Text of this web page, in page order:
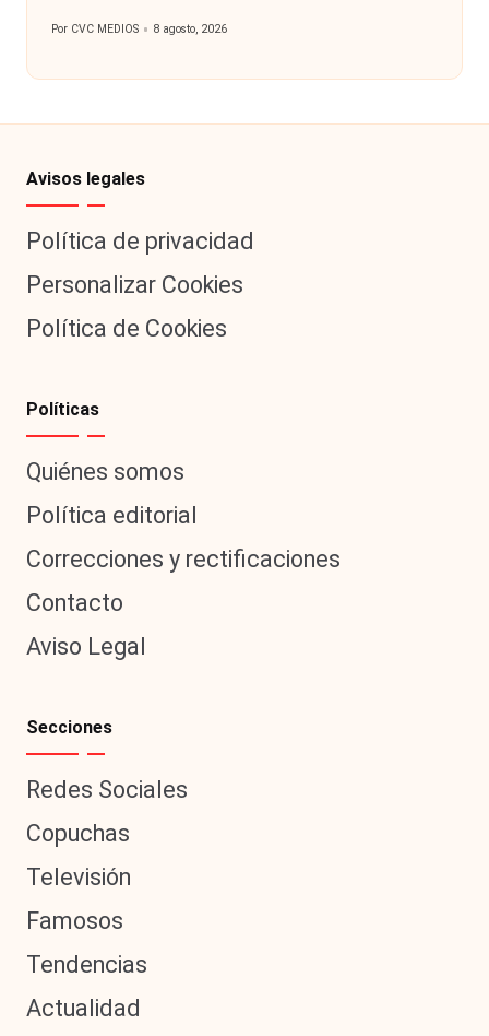
Publicado
Por CVC MEDIOS 8 agosto, 2026
Avisos legales
Política de privacidad
Personalizar Cookies
Política de Cookies
Políticas
Quiénes somos
Política editorial
Correcciones y rectificaciones
Contacto
Aviso Legal
Secciones
Redes Sociales
Copuchas
Televisión
Famosos
Tendencias
Actualidad